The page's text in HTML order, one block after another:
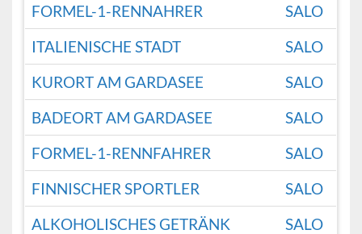
FORMEL-1-RENNAHRER
SALO
ITALIENISCHE STADT
SALO
KURORT AM GARDASEE
SALO
BADEORT AM GARDASEE
SALO
FORMEL-1-RENNFAHRER
SALO
FINNISCHER SPORTLER
SALO
ALKOHOLISCHES GETRÄNK
SALO